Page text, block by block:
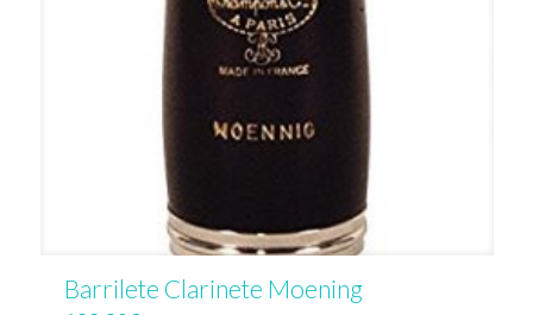
Barrilete Clarinete Moening